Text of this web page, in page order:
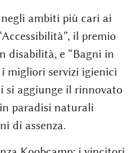
ambiti più cari ai
il premio
disabilità, e “Bagni in
i migliori servizi igienici
si aggiunge il rinnovato
paradisi naturali
di assenza.